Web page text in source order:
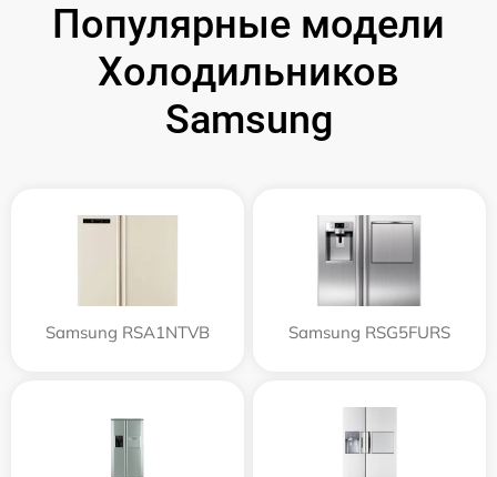
Популярные модели
Холодильников
Samsung
Samsung RSA1NTVB Samsung RSG5FURS